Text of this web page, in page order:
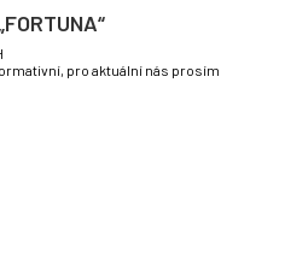
pro aktuální nás prosím